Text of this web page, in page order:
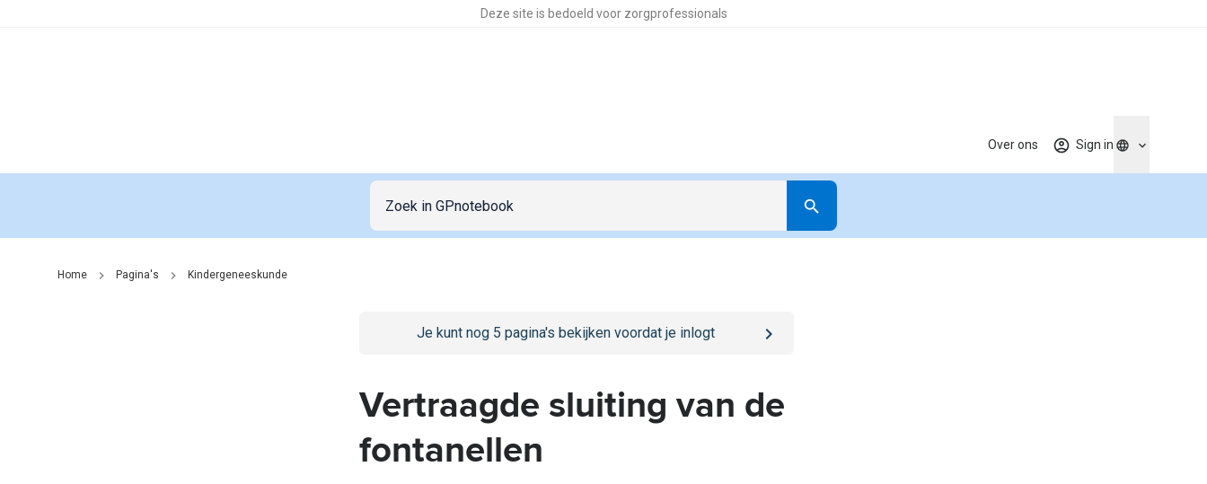
Deze site is bedoeld voor zorgprofessionals
Over ons Sign in
Home Pagina's Kindergeneeskunde
/sign-inpage
Je kunt nog 5 pagina's bekijken voordat je inlogt
Vertraagde sluiting van de
fontanellen